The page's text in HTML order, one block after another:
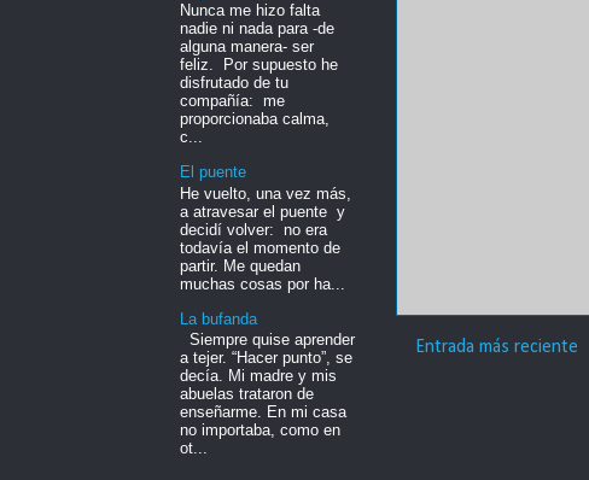
Entrada más reciente
Nunca me hizo falta
nadie ni nada para -de
alguna manera- ser
feliz. Por supuesto he
disfrutado de tu
compañía: me
proporcionaba calma,
c...
El puente
He vuelto, una vez más,
a atravesar el puente y
decidí volver: no era
todavía el momento de
partir. Me quedan
muchas cosas por ha...
La bufanda
Siempre quise aprender
a tejer. “Hacer punto”, se
decía. Mi madre y mis
abuelas trataron de
enseñarme. En mi casa
no importaba, como en
ot...